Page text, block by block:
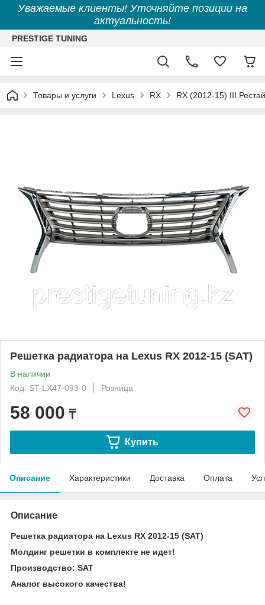
Уважаемые клиенты! Уточняйте позиции на
актуальность!
PRESTIGE TUNING
Товары и услуги Lexus RX RX (2012-15) III
Решетка радиатора на Lexus RX 2012-15 (SAT)
В наличии
Код: ST-LX47-093-0
Розница
58 000 ₸
Купить
Описание Характеристики Доставка Оплата
Описание
Решетка радиатора на Lexus RX 2012-15 (SAT)
Молдинг решетки в комплекте не идет!
Производство: SAT
Аналог высокого качества!